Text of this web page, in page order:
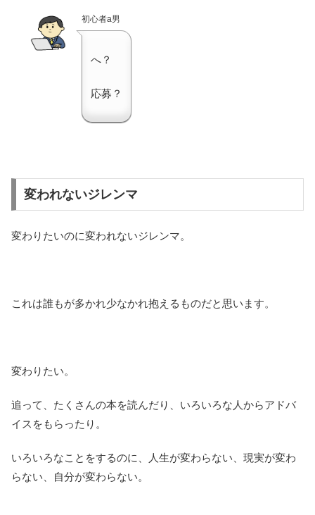
初心者a男
へ？
応募？
変われないジレンマ
変わりたいのに変われないジレンマ。
これは誰もが多かれ少なかれ抱えるものだと思います。
変わりたい。
追って、たくさんの本を読んだり、いろいろな人からアドバ
イスをもらったり。
いろいろなことをするのに、人生が変わらない、現実が変わ
らない、自分が変わらない。